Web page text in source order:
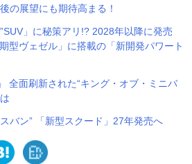
の展望にも期待高まる！
」に秘策アリ!? 2028年以降に発売
型ヴェゼル」に搭載の「新開発パワート
全面刷新された“キング・オブ・ミニバ
バン” 「新型スクード」27年発売へ